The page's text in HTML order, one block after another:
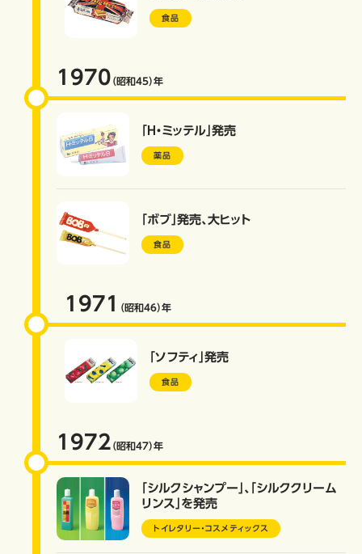
食品
1970 （昭和45）年
「Ｈ・ミッテル」発売
薬品
「ボブ」発売、大ヒット
食品
1971 （昭和46）年
「ソフティ」発売
食品
1972 （昭和47）年
「シルクシャンプー」、「シルククリーム
リンス」を発売
トイレタリー・コスメティックス